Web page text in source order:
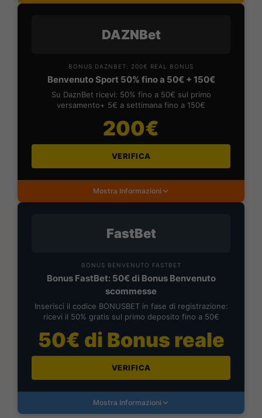
DAZNBet
BONUS DAZNBET: 200€ REAL BONUS
Benvenuto Sport 50% fino a 50€ + 150€
Su DaznBet ricevi: 50% fino a 50€ sul primo
versamento+ 5€ a settimana fino a 150€
200€
VERIFICA
Mostra Informazioni
FastBet
BONUS BENVENUTO FASTBET
Bonus FastBet: 50€ di Bonus Benvenuto
scommesse
Inserisci il codice BONUSBET in fase di registrazione:
ricevi il 50% gratis sul primo deposito fino a 50€
50€ di Bonus reale
VERIFICA
Mostra Informazioni